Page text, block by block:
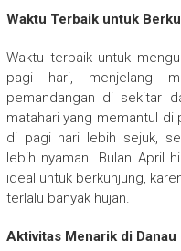
Waktu Terbaik untuk
Waktu terbaik untuk
pagi hari, menjelang
pemandangan di sekitar
matahari yang memantul di
di pagi hari lebih sejuk,
lebih nyaman. Bulan April
ideal untuk berkunjung,
terlalu banyak hujan.
Aktivitas Menarik di Danau